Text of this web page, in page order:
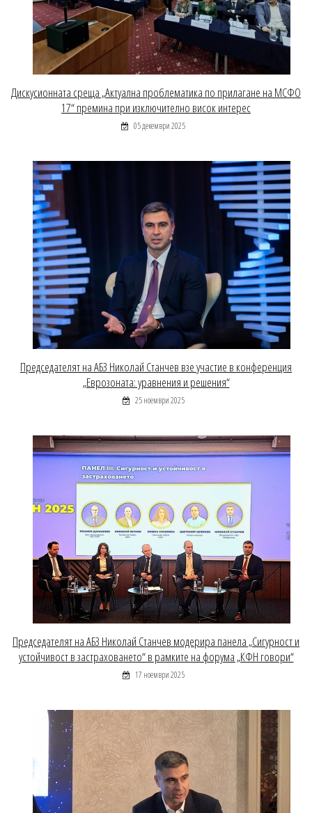
Дискусионната среща „Актуална проблематика по прилагане на МСФО
17“ премина при изключително висок интерес
05 декември 2025
Председателят на АБЗ Николай Станчев взе участие в конференция
„Еврозоната: уравнения и решения“
25 ноември 2025
Председателят на АБЗ Николай Станчев модерира панела „Сигурност и
устойчивост в застраховането“ в рамките на форума „КФН говори“
17 ноември 2025